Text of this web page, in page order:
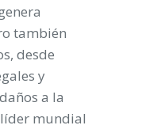
también
desde
y
a la
mundial